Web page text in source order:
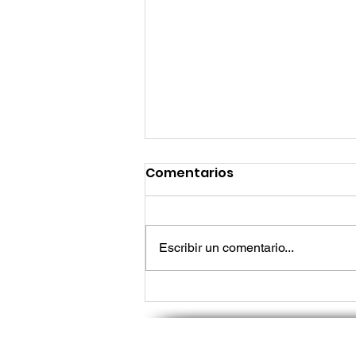
Comentarios
Escribir un comentario...